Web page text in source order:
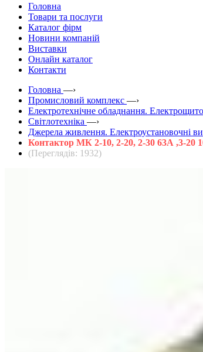
Головна
Товари та послуги
Каталог фірм
Новини компаній
Виставки
Онлайн каталог
Контакти
Головна —›
Промисловий комплекс —›
Електротехнічне обладнання.
Світлотехніка —›
Джерела живлення. Електроустановочні
Контактор МК 2-10, 2-20, 2-30 63А ,3-20
(Переглядів: 1932)